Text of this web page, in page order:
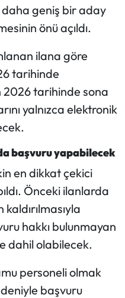
daha geniş bir aday
önü açıldı.
ilana göre
tarihinde
2026 tarihinde sona
yalnızca elektronik
başvuru yapabilecek
en dikkat çekici
Önceki ilanlarda
kaldırılmasıyla
hakkı bulunmayan
dahil olabilecek.
personeli olmak
başvuru